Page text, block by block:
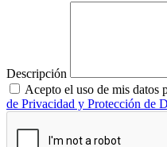
Descripción
Acepto el uso de mis datos
de Privacidad y Protección de